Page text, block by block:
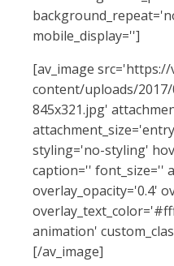
mobile_display='']
[av_image
content/uploads/2017/
845x321.jpg'
styling='no-styling'
caption='' font_size=''
overlay_opacity='0.4'
animation'
[/av_image]